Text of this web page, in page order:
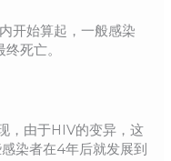
开始算起，一般感染
死亡。
，由于HIV的变异，这
染者在4年后就发展到